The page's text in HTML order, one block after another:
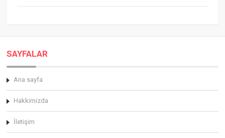
SAYFALAR
Ana sayfa
Hakkimizda
İletişim